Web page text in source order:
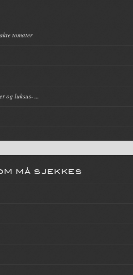
tomater
og luksus- ...
MÅ SJEKKES